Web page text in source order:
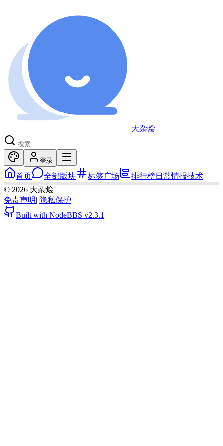
大杂烩
登录
首页 全部版块 标签广场 排行榜日常情报技术
© 2026 大杂烩
免责声明| 隐私保护
Built with NodeBBS v2.3.1